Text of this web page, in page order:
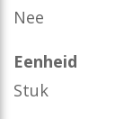
Nee
Eenheid
Stuk